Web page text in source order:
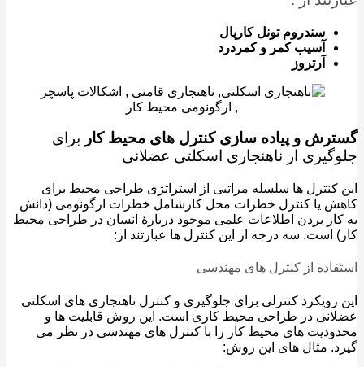
سندروم تونل کارپال
آسیب کمر و کمردرد
آرتروز
و پیاده سازی کنترل های محیط کاربرای
از ناهنجاری اسکلتی عضلانی
کنترل ها سلسله مراتبی از استراتژی طراحی محیط برای
یا کنترل خطرات محل کارشامل خطرات ارگونومی (دانش
بردن اطلاعات علمی موجود دربارهٔ انسان در طراحی محیط
است. سه درجه از این کنترل ها عبارتند از:
از کنترل های مهندسی
رویکرد کنترلی برای جلوگیری و کنترل ناهنجاری های اسکلتی
در طراحی محیط کاری است. این روش قابلیت ها و
های محیط کار را با کنترل های مهندسی در نظر می
مثال های این روش: